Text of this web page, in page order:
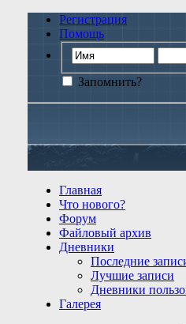
Регистрация
Помощь
Запомнить?
Главная
Что нового?
Форум
Файловый архив
Дневники
Последние
Лучшие записи
Дневники
Галерея